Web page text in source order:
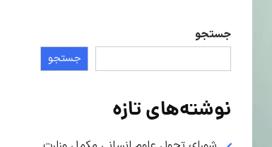
جستجو
جستجو
نوشته‌های تازه